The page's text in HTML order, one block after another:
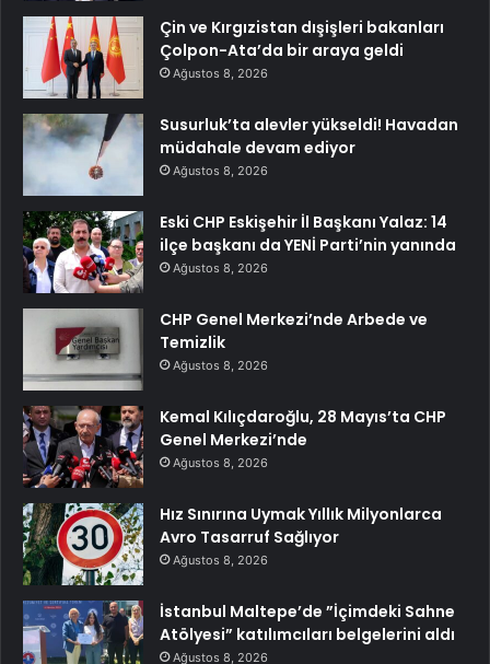
Çin ve Kırgızistan dışişleri bakanları
Çolpon-Ata’da bir araya geldi
Ağustos 8, 2026
Susurluk’ta alevler yükseldi! Havadan
müdahale devam ediyor
Ağustos 8, 2026
Eski CHP Eskişehir İl Başkanı Yalaz: 14
ilçe başkanı da YENİ Parti’nin yanında
Ağustos 8, 2026
CHP Genel Merkezi’nde Arbede ve
Temizlik
Ağustos 8, 2026
Kemal Kılıçdaroğlu, 28 Mayıs’ta CHP
Genel Merkezi’nde
Ağustos 8, 2026
Hız Sınırına Uymak Yıllık Milyonlarca
Avro Tasarruf Sağlıyor
Ağustos 8, 2026
İstanbul Maltepe’de ”İçimdeki Sahne
Atölyesi” katılımcıları belgelerini aldı
Ağustos 8, 2026